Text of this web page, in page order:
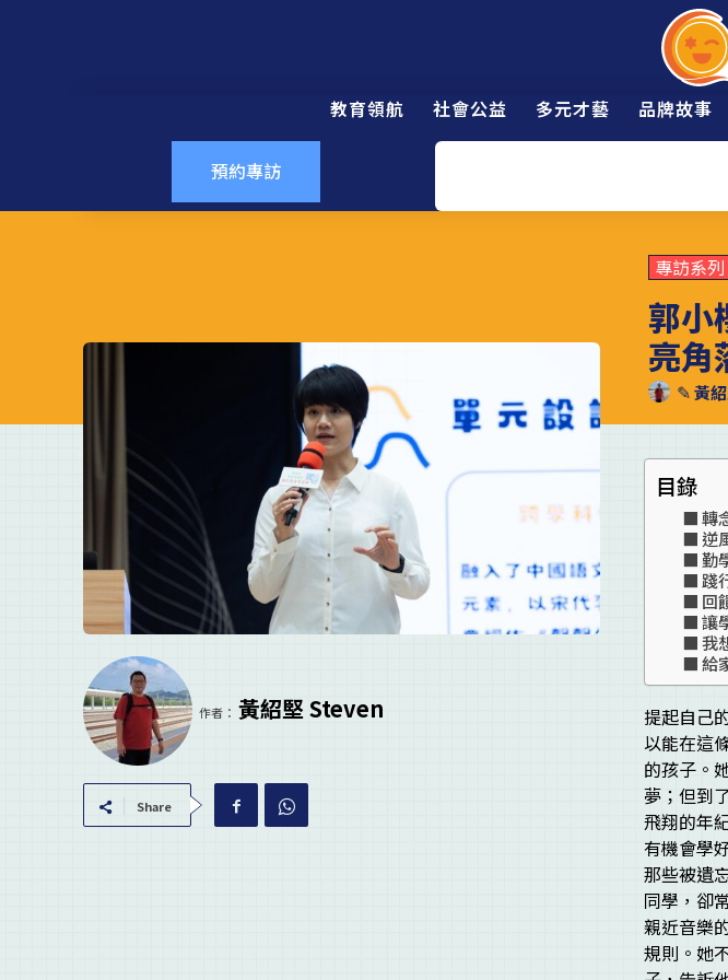
教育領航 社會公益 多元才藝 品牌故事
預約專訪
專訪系列
郭小
亮角
✎黃
作者： 黃紹堅 Steven
Share
目錄
轉
逆
勤
踐
回
讓
我
給
提起自己
以能在這
的孩子。
夢；但到
飛翔的年
有機會學
那些被遺
同學，卻
親近音樂
規則。她